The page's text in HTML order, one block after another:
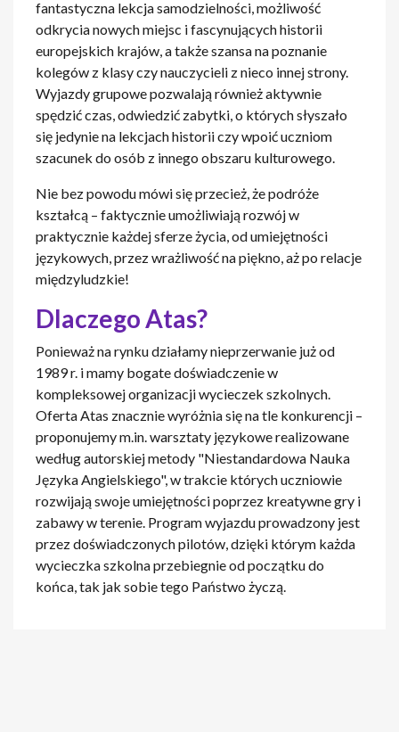
fantastyczna lekcja samodzielności, możliwość
odkrycia nowych miejsc i fascynujących historii
europejskich krajów, a także szansa na poznanie
kolegów z klasy czy nauczycieli z nieco innej strony.
Wyjazdy grupowe pozwalają również aktywnie
spędzić czas, odwiedzić zabytki, o których słyszało
się jedynie na lekcjach historii czy wpoić uczniom
szacunek do osób z innego obszaru kulturowego.
Nie bez powodu mówi się przecież, że podróże
kształcą – faktycznie umożliwiają rozwój w
praktycznie każdej sferze życia, od umiejętności
językowych, przez wrażliwość na piękno, aż po relacje
międzyludzkie!
Dlaczego Atas?
Ponieważ na rynku działamy nieprzerwanie już od
1989 r. i mamy bogate doświadczenie w
kompleksowej organizacji wycieczek szkolnych.
Oferta Atas znacznie wyróżnia się na tle konkurencji –
proponujemy m.in. warsztaty językowe realizowane
według autorskiej metody "Niestandardowa Nauka
Języka Angielskiego", w trakcie których uczniowie
rozwijają swoje umiejętności poprzez kreatywne gry i
zabawy w terenie. Program wyjazdu prowadzony jest
przez doświadczonych pilotów, dzięki którym każda
wycieczka szkolna przebiegnie od początku do
końca, tak jak sobie tego Państwo życzą.